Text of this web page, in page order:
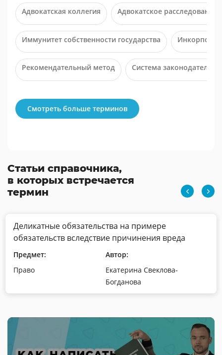
Адвокатская коллегия Адвокатское расследование
Иммунитет собственности государства
Рекомендательный метод Система
Смотреть больше терминов
Статьи справочника,
в которых встречается
термин
Деликатные обязательства на примере
обязательств вследствие причинения вреда
Предмет:
Право
Автор:
Екатерина Свеклова-
Богданова